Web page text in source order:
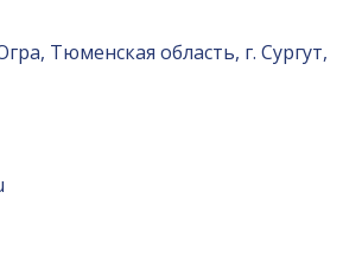
Тюменская область, г. Сургут,